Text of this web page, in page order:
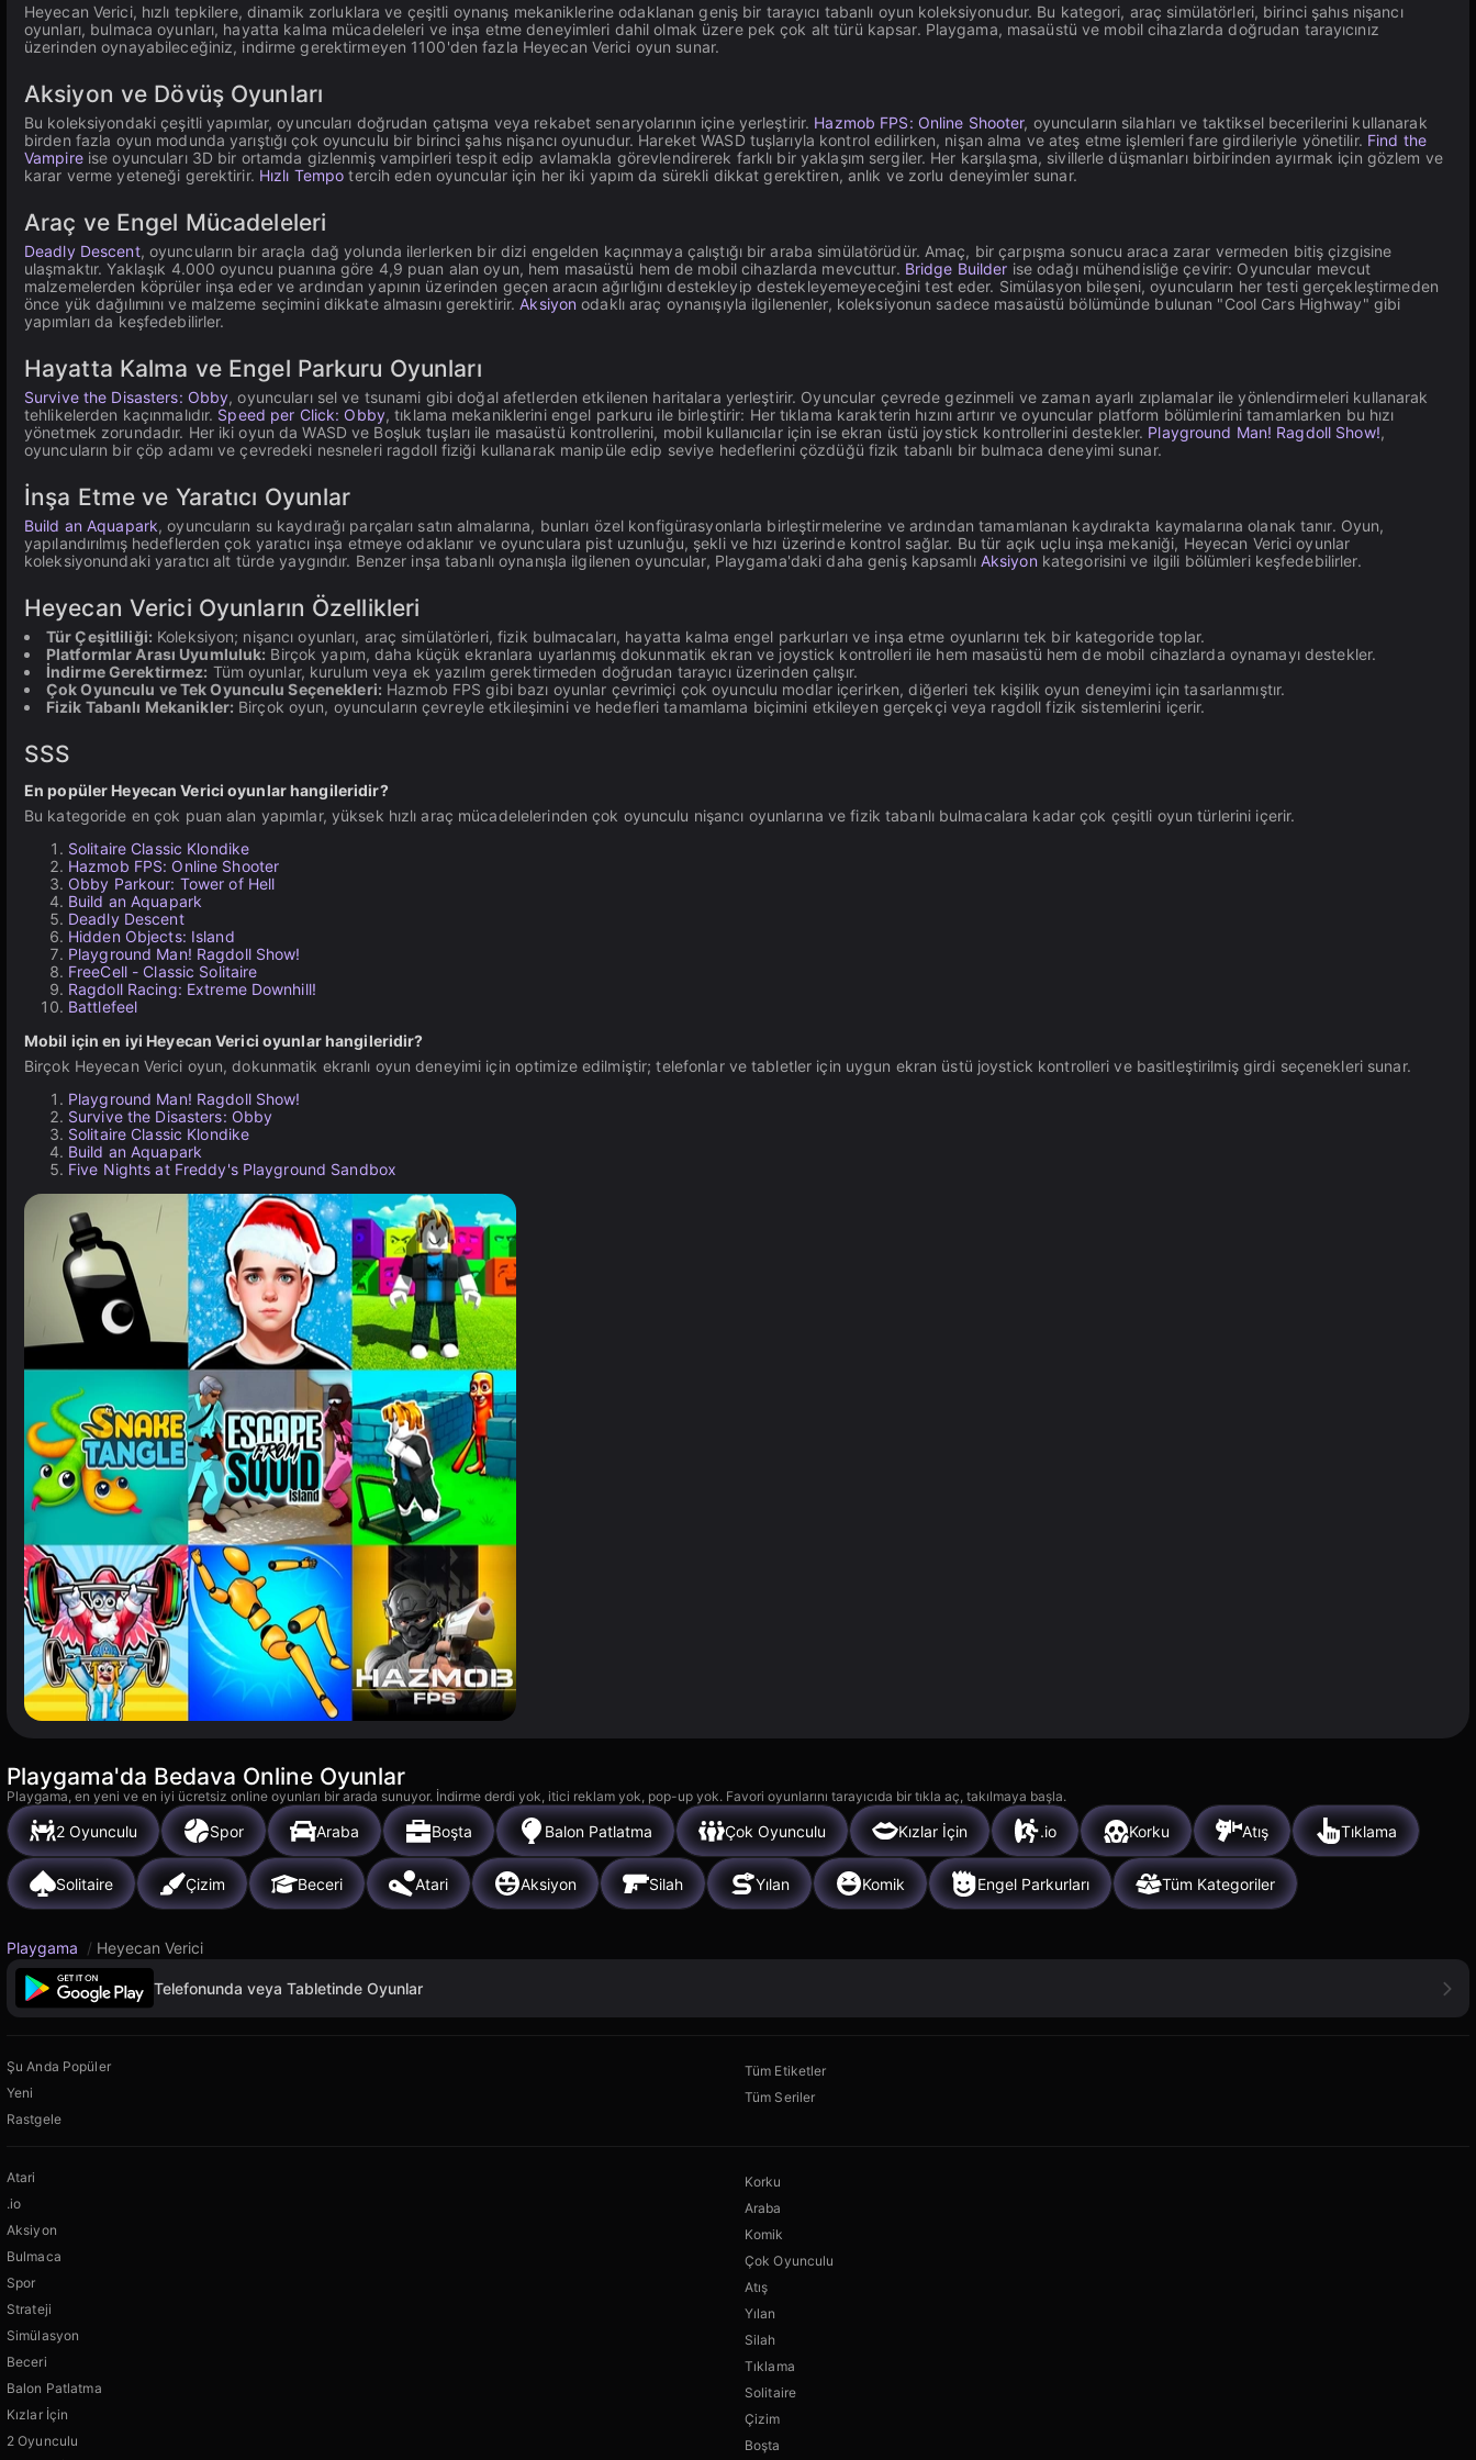
Heyecan Verici, hızlı tepkilere, dinamik zorluklara ve çeşitli oynanış mekaniklerine odaklanan geniş bir tarayıcı tabanlı oyun koleksiyonudur. Bu kategori, araç simülatörleri, birinci şahıs nişancı
oyunları, bulmaca oyunları, hayatta kalma mücadeleleri ve inşa etme deneyimleri dahil olmak üzere pek çok alt türü kapsar. Playgama, masaüstü ve mobil cihazlarda doğrudan tarayıcınız
üzerinden oynayabileceğiniz, indirme gerektirmeyen 1100'den fazla Heyecan Verici oyun sunar.
Aksiyon ve Dövüş Oyunları
Bu koleksiyondaki çeşitli yapımlar, oyuncuları doğrudan çatışma veya rekabet senaryolarının içine yerleştirir. Hazmob FPS: Online Shooter, oyuncuların silahları ve taktiksel becerilerini kullanarak
birden fazla oyun modunda yarıştığı çok oyunculu bir birinci şahıs nişancı oyunudur. Hareket WASD tuşlarıyla kontrol edilirken, nişan alma ve ateş etme işlemleri fare girdileriyle yönetilir. Find the
Vampireise oyuncuları 3D bir ortamda gizlenmiş vampirleri tespit edip avlamakla görevlendirerek farklı bir yaklaşım sergiler. Her karşılaşma, sivillerle düşmanları birbirinden ayırmak için gözlem ve
karar verme yeteneği gerektirir. Hızlı Tempo tercih eden oyuncular için her iki yapım da sürekli dikkat gerektiren, anlık ve zorlu deneyimler sunar.
Araç ve Engel Mücadeleleri
Deadly Descent, oyuncuların bir araçla dağ yolunda ilerlerken bir dizi engelden kaçınmaya çalıştığı bir araba simülatörüdür. Amaç, bir çarpışma sonucu araca zarar vermeden bitiş çizgisine
ulaşmaktır. Yaklaşık 4.000 oyuncu puanına göre 4,9 puan alan oyun, hem masaüstü hem de mobil cihazlarda mevcuttur. Bridge Builder ise odağı mühendisliğe çevirir: Oyuncular mevcut
malzemelerden köprüler inşa eder ve ardından yapının üzerinden geçen aracın ağırlığını destekleyip destekleyemeyeceğini test eder. Simülasyon bileşeni, oyuncuların her testi gerçekleştirmeden
önce yük dağılımını ve malzeme seçimini dikkate almasını gerektirir.Aksiyon odaklı araç oynanışıyla ilgilenenler, koleksiyonun sadece masaüstü bölümünde bulunan "Cool Cars Highway" gibi
yapımları da keşfedebilirler.
Hayatta Kalma ve Engel Parkuru Oyunları
Survive the Disasters: Obby, oyuncuları sel ve tsunami gibi doğal afetlerden etkilenen haritalara yerleştirir. Oyuncular çevrede gezinmeli ve zaman ayarlı zıplamalar ile yönlendirmeleri kullanarak
tehlikelerden kaçınmalıdır. Speed per Click: Obby, tıklama mekaniklerini engel parkuru ile birleştirir: Her tıklama karakterin hızını artırır ve oyuncular platform bölümlerini tamamlarken bu hızı
yönetmek zorundadır. Her iki oyun da WASD ve Boşluk tuşları ile masaüstü kontrollerini, mobil kullanıcılar için ise ekran üstü joystick kontrollerini destekler. Playground Man! Ragdoll Show!,
oyuncuların bir çöp adamı ve çevredeki nesneleri ragdoll fiziği kullanarak manipüle edip seviye hedeflerini çözdüğü fizik tabanlı bir bulmaca deneyimi sunar.
İnşa Etme ve Yaratıcı Oyunlar
Build an Aquapark, oyuncuların su kaydırağı parçaları satın almalarına, bunları özel konfigürasyonlarla birleştirmelerine ve ardından tamamlanan kaydırakta kaymalarına olanak tanır. Oyun,
yapılandırılmış hedeflerden çok yaratıcı inşa etmeye odaklanır ve oyunculara pist uzunluğu, şekli ve hızı üzerinde kontrol sağlar. Bu tür açık uçlu inşa mekaniği, Heyecan Verici oyunlar
koleksiyonundaki yaratıcı alt türde yaygındır. Benzer inşa tabanlı oynanışla ilgilenen oyuncular, Playgama'daki daha geniş kapsamlı Aksiyon kategorisini ve ilgili bölümleri keşfedebilirler.
Heyecan Verici Oyunların Özellikleri
Tür Çeşitliliği: Koleksiyon; nişancı oyunları, araç simülatörleri, fizik bulmacaları, hayatta kalma engel parkurları ve inşa etme oyunlarını tek bir kategoride toplar.
Platformlar Arası Uyumluluk: Birçok yapım, daha küçük ekranlara uyarlanmış dokunmatik ekran ve joystick kontrolleri ile hem masaüstü hem de mobil cihazlarda oynamayı destekler.
İndirme Gerektirmez: Tüm oyunlar, kurulum veya ek yazılım gerektirmeden doğrudan tarayıcı üzerinden çalışır.
Çok Oyunculu ve Tek Oyunculu Seçenekleri: Hazmob FPS gibi bazı oyunlar çevrimiçi çok oyunculu modlar içerirken, diğerleri tek kişilik oyun deneyimi için tasarlanmıştır.
Fizik Tabanlı Mekanikler: Birçok oyun, oyuncuların çevreyle etkileşimini ve hedefleri tamamlama biçimini etkileyen gerçekçi veya ragdoll fizik sistemlerini içerir.
SSS
En popüler Heyecan Verici oyunlar hangileridir?
Bu kategoride en çok puan alan yapımlar, yüksek hızlı araç mücadelelerinden çok oyunculu nişancı oyunlarına ve fizik tabanlı bulmacalara kadar çok çeşitli oyun türlerini içerir.
Solitaire Classic Klondike
Hazmob FPS: Online Shooter
Obby Parkour: Tower of Hell
Build an Aquapark
Deadly Descent
Hidden Objects: Island
Playground Man! Ragdoll Show!
FreeCell - Classic Solitaire
Ragdoll Racing: Extreme Downhill!
Battlefeel
Mobil için en iyi Heyecan Verici oyunlar hangileridir?
Birçok Heyecan Verici oyun, dokunmatik ekranlı oyun deneyimi için optimize edilmiştir; telefonlar ve tabletler için uygun ekran üstü joystick kontrolleri ve basitleştirilmiş girdi seçenekleri sunar.
Playground Man! Ragdoll Show!
Survive the Disasters: Obby
Solitaire Classic Klondike
Build an Aquapark
Five Nights at Freddy's Playground Sandbox
Playgama'da Bedava Online Oyunlar
Playgama, en yeni ve en iyi ücretsiz online oyunları bir arada sunuyor. İndirme derdi yok, itici reklam yok, pop-up yok. Favori oyunlarını tarayıcıda bir tıkla aç, takılmaya başla.
2 Oyunculu Spor Araba Boşta Balon Patlatma Çok Oyunculu Kızlar İçin .io Korku Atış Tıklama
Solitaire Çizim Beceri Atari Aksiyon Silah Yılan Komik Engel Parkurları Tüm Kategoriler
Playgama / Heyecan Verici
Telefonunda veya Tabletinde Oyunlar
Şu Anda Popüler
Yeni
Rastgele
Tüm Etiketler
Tüm Seriler
Atari
.io
Aksiyon
Bulmaca
Spor
Strateji
Simülasyon
Beceri
Balon Patlatma
Kızlar İçin
2 Oyunculu
Korku
Araba
Komik
Çok Oyunculu
Atış
Yılan
Silah
Tıklama
Solitaire
Çizim
Boşta